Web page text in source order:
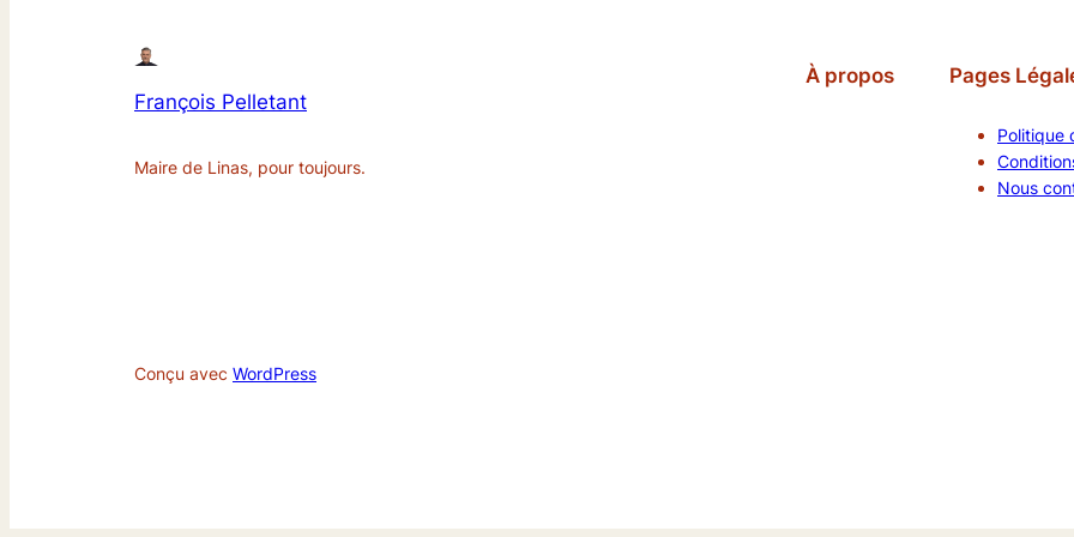
François Pelletant
Maire de Linas, pour toujours.
À propos Pages
Politique
Nous
Conçu avec WordPress